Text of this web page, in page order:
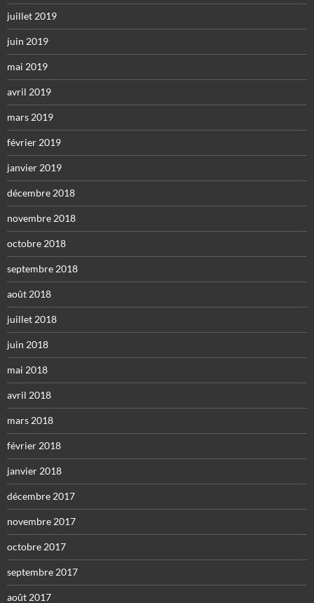
juillet 2019
juin 2019
mai 2019
avril 2019
mars 2019
février 2019
janvier 2019
décembre 2018
novembre 2018
octobre 2018
septembre 2018
août 2018
juillet 2018
juin 2018
mai 2018
avril 2018
mars 2018
février 2018
janvier 2018
décembre 2017
novembre 2017
octobre 2017
septembre 2017
août 2017